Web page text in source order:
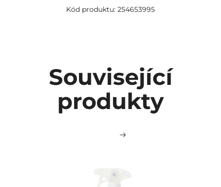
Kód produktu: 254653995
Související
produkty